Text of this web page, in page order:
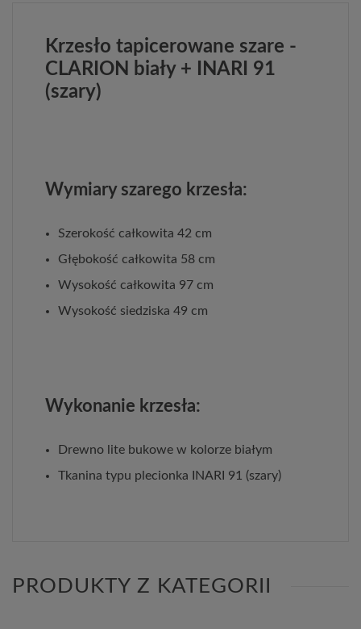
Krzesło tapicerowane szare -
CLARION biały + INARI 91
(szary)
Wymiary szarego krzesła:
Szerokość całkowita 42 cm
Głębokość całkowita 58 cm
Wysokość całkowita 97 cm
Wysokość siedziska 49 cm
Wykonanie krzesła:
Drewno lite bukowe w kolorze białym
Tkanina typu plecionka INARI 91 (szary)
PRODUKTY Z KATEGORII